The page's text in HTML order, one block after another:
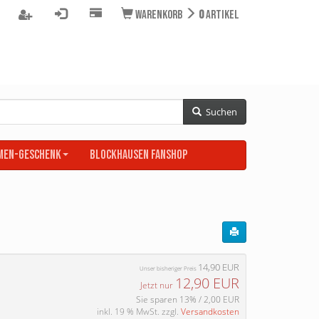
Warenkorb 0Artikel
Suchen
Geschenk BLOCKHAUSEN Fanshop
Unser bisheriger Preis 14,90 EUR
Jetzt nur 12,90 EUR
Sie sparen 13% / 2,00 EUR
inkl. 19 % MwSt. zzgl. Versandkosten